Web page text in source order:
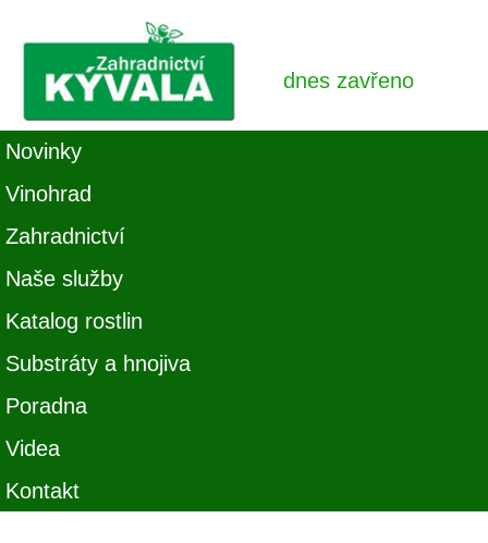
dnes zavřeno
Novinky
Vinohrad
Zahradnictví
Naše služby
Katalog rostlin
Substráty a hnojiva
Poradna
Videa
Kontakt